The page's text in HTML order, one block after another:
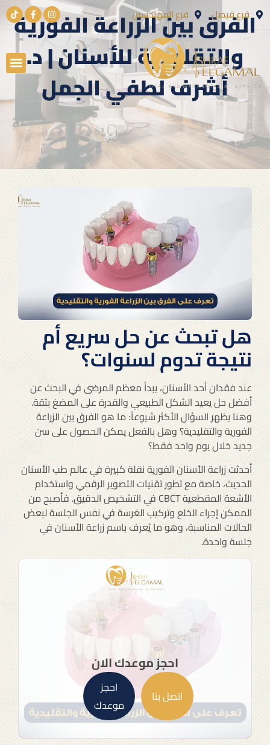
فرع فيصل فرع المهندسين
الفرق بين الزراعة الفورية
والتقليدية للأسنان | د.
أشرف لطفي الجمل
هل تبحث عن حل سريع أم
نتيجة تدوم لسنوات؟
عند فقدان أحد الأسنان، يبدأ معظم المرضى في البحث عن
أفضل حل يعيد الشكل الطبيعي والقدرة على المضغ بثقة.
وهنا يظهر السؤال الأكثر شيوعاً: ما هو الفرق بين الزراعة
الفورية والتقليدية؟ وهل بالفعل يمكن الحصول على سن
جديد خلال يوم واحد فقط؟
أحدثت زراعة الأسنان الفورية نقلة كبيرة في عالم طب الأسنان
الحديث، خاصة مع تطور تقنيات التصوير الرقمي واستخدام
الأشعة المقطعية CBCT في التشخيص الدقيق. فأصبح من
الممكن إجراء الخلع وتركيب الغرسة في نفس الجلسة لبعض
الحالات المناسبة، وهو ما يُعرف باسم زراعة الأسنان في
جلسة واحدة.
احجز موعدك الان
اتصل بنا
احجز
موعدك